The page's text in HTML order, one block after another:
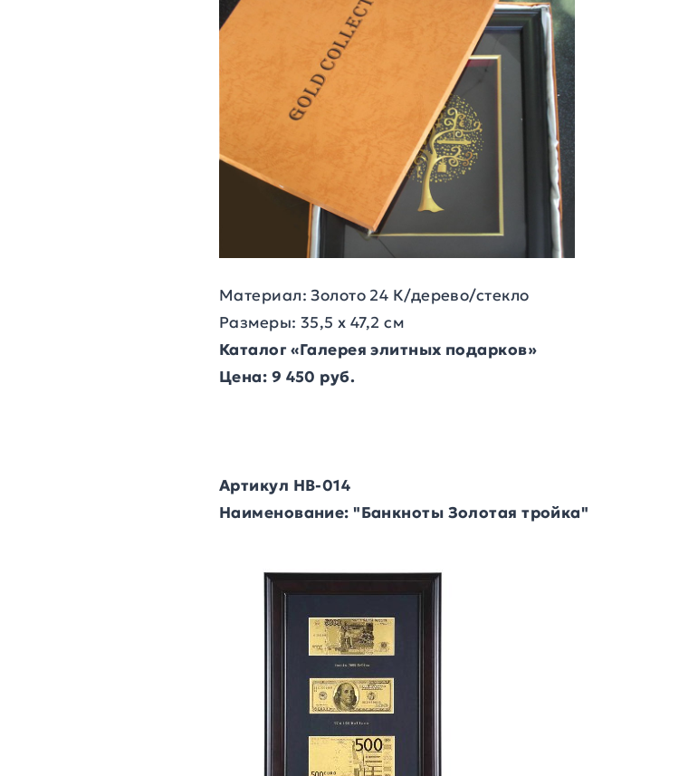
Материал: Золото 24 К/дерево/стекло
Размеры: 35,5 х 47,2 см
Каталог «Галерея элитных подарков»
Цена: 9 450 руб.
Артикул HB-014
Наименование: "Банкноты Золотая тройка"